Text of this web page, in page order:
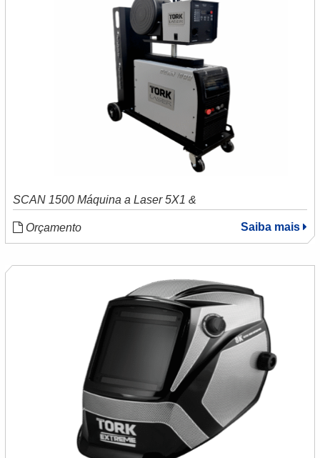
SCAN 1500 Máquina a Laser 5X1 &
Orçamento Saiba mais